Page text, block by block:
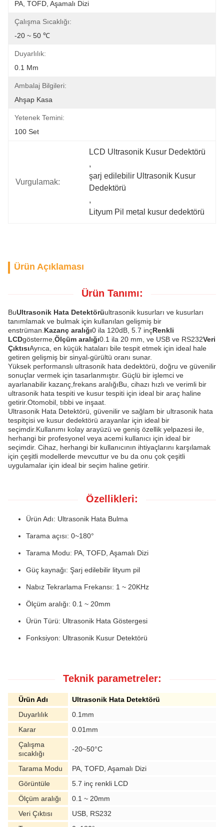
PA, TOFD, Aşamalı Dizi
Çalışma Sıcaklığı:
-20 ~ 50 ℃
Duyarlılık:
0.1 Mm
Ambalaj Bilgileri:
Ahşap Kasa
Yetenek Temini:
100 Set
Vurgulamak:
LCD Ultrasonik Kusur Dedektörü
,
şarj edilebilir Ultrasonik Kusur
Dedektörü
,
Lityum Pil metal kusur dedektörü
Ürün Açıklaması
Ürün Tanımı:
BuUltrasonik Hata Detektörüultrasonik kusurları ve kusurları
tanımlamak ve bulmak için kullanılan gelişmiş bir
enstrüman. Kazanç aralığı0 ila 120dB, 5.7 inçRenkli
LCDgösterme, Ölçüm aralığı0.1 ila 20 mm, ve USB ve RS232Veri
ÇıktısıAyrıca, en küçük hataları bile tespit etmek için ideal hale
getiren gelişmiş bir sinyal-gürültü oranı sunar.
Yüksek performanslı ultrasonik hata dedektörü, doğru ve güvenilir
sonuçlar vermek için tasarlanmıştır. Güçlü bir işlemci ve
ayarlanabilir kazanç,frekans aralığıBu, cihazı hızlı ve verimli bir
ultrasonik hata tespiti ve kusur tespiti için ideal bir araç haline
getirir.Otomobil, tıbbi ve inşaat.
Ultrasonik Hata Detektörü, güvenilir ve sağlam bir ultrasonik hata
tespitçisi ve kusur dedektörü arayanlar için ideal bir
seçimdir.Kullanımı kolay arayüzü ve geniş özellik yelpazesi ile,
herhangi bir profesyonel veya acemi kullanıcı için ideal bir
seçimdir. Cihaz, herhangi bir kullanıcının ihtiyaçlarını karşılamak
için çeşitli modellerde mevcuttur ve bu da onu çok çeşitli
uygulamalar için ideal bir seçim haline getirir.
Özellikleri:
Ürün Adı: Ultrasonik Hata Bulma
Tarama açısı: 0~180°
Tarama Modu: PA, TOFD, Aşamalı Dizi
Güç kaynağı: Şarj edilebilir lityum pil
Nabız Tekrarlama Frekansı: 1 ~ 20KHz
Ölçüm aralığı: 0.1 ~ 20mm
Ürün Türü: Ultrasonik Hata Göstergesi
Fonksiyon: Ultrasonik Kusur Detektörü
Teknik parametreler:
Ürün Adı
Ultrasonik Hata Detektörü
Duyarlılık
0.1mm
Karar
0.01mm
Çalışma
sıcaklığı
-20~50°C
Tarama Modu
PA, TOFD, Aşamalı Dizi
Görüntüle
5.7 inç renkli LCD
Ölçüm aralığı
0.1 ~ 20mm
Veri Çıktısı
USB, RS232